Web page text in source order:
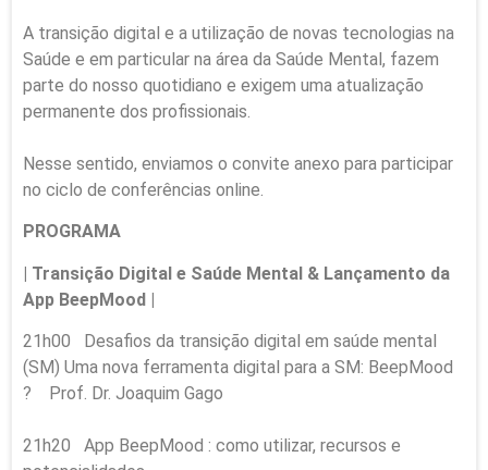
A transição digital e a utilização de novas tecnologias na
Saúde e em particular na área da Saúde Mental, fazem
parte do nosso quotidiano e exigem uma atualização
permanente dos profissionais.
Nesse sentido, enviamos o convite anexo para participar
no ciclo de conferências online.
PROGRAMA
| Transição Digital e Saúde Mental & Lançamento da
App BeepMood |
21h00 Desafios da transição digital em saúde mental
(SM) Uma nova ferramenta digital para a SM: BeepMood
? Prof. Dr. Joaquim Gago
21h20 App BeepMood : como utilizar, recursos e